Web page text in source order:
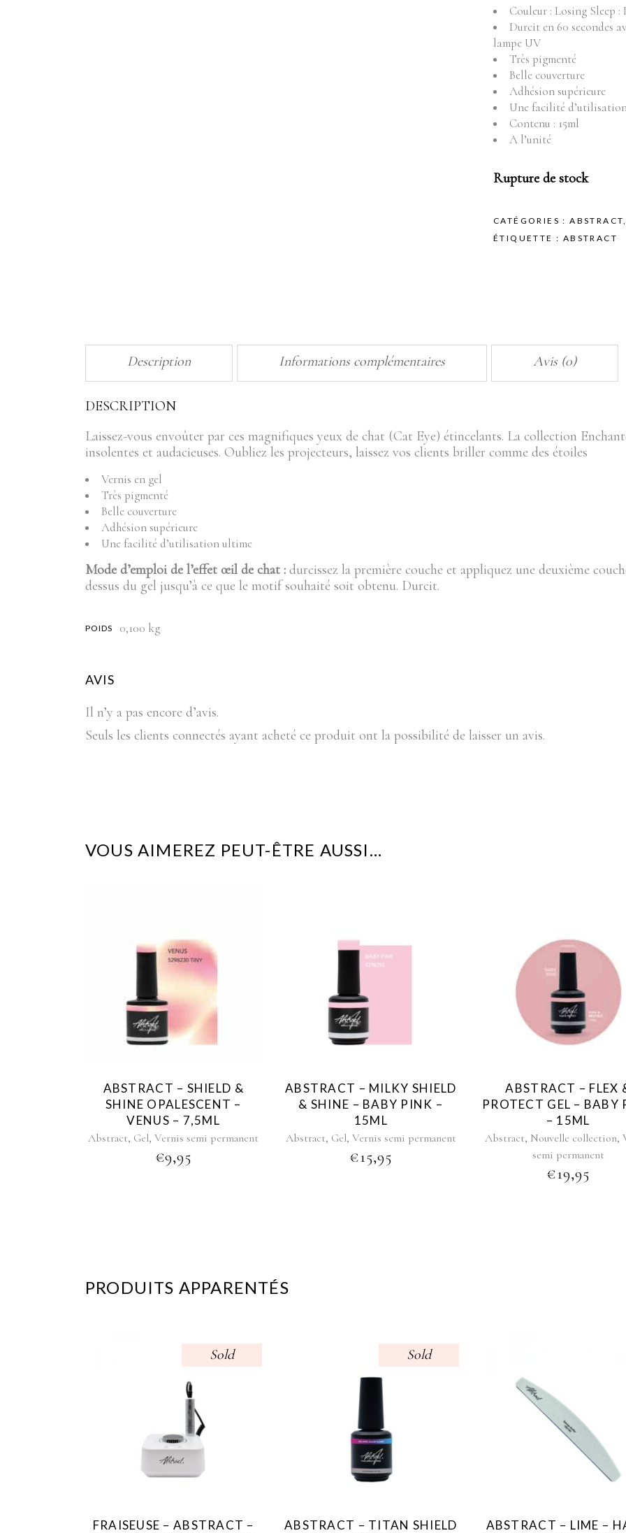
Produits vente visage
Couleur : Losing Sleep :
Durcit en 60 secondes
lampe UV
Très pigmenté
Belle couverture
Adhésion supérieure
Une facilité
Contenu : 15ml
A l’unité
Rupture de stock
CATÉGORIES :ABSTRACT
ÉTIQUETTE : ABSTRACT
Description Informations complémentaires Avis (0)
DESCRIPTION
Laissez-vous envoûter par ces magnifiques yeux de chat (Cat Eye) étincelants. La collection
insolentes et audacieuses. Oubliez les projecteurs, laissez vos clients briller comme des étoiles
Vernis en gel
Très pigmenté
Belle couverture
Adhésion supérieure
Une facilité d’utilisation ultime
Mode d’emploi de l’effet œil de chat : durcissez la première couche et appliquez une deuxième
dessus du gel jusqu’à ce que le motif souhaité soit obtenu. Durcit.
POIDS 0,100 kg
AVIS
Il n’y a pas encore d’avis.
Seuls les clients connectés ayant acheté ce produit ont la possibilité de laisser un avis.
VOUS AIMEREZ PEUT-ÊTRE AUSSI…
ABSTRACT – SHIELD &
SHINE OPALESCENT –
VENUS – 7,5ML
Abstract, Gel,Vernis semi permanent
€9,95
ABSTRACT – MILKY SHIELD
& SHINE – BABY PINK –
15ML
Abstract, Gel, Vernis semi permanent
€15,95
ABSTRACT – FLEX
PROTECT GEL – BABY
– 15ML
Abstract, Nouvelle collection,
semi permanent
€19,95
PRODUITS APPARENTÉS
Sold
FRAISEUSE – ABSTRACT –
Sold
ABSTRACT – TITAN SHIELD
ABSTRACT – LIME –